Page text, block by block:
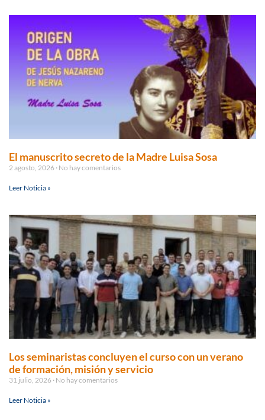
El manuscrito secreto de la Madre Luisa Sosa
2 agosto, 2026 No hay comentarios
Leer Noticia »
Los seminaristas concluyen el curso con un verano
de formación, misión y servicio
31 julio, 2026 No hay comentarios
Leer Noticia »